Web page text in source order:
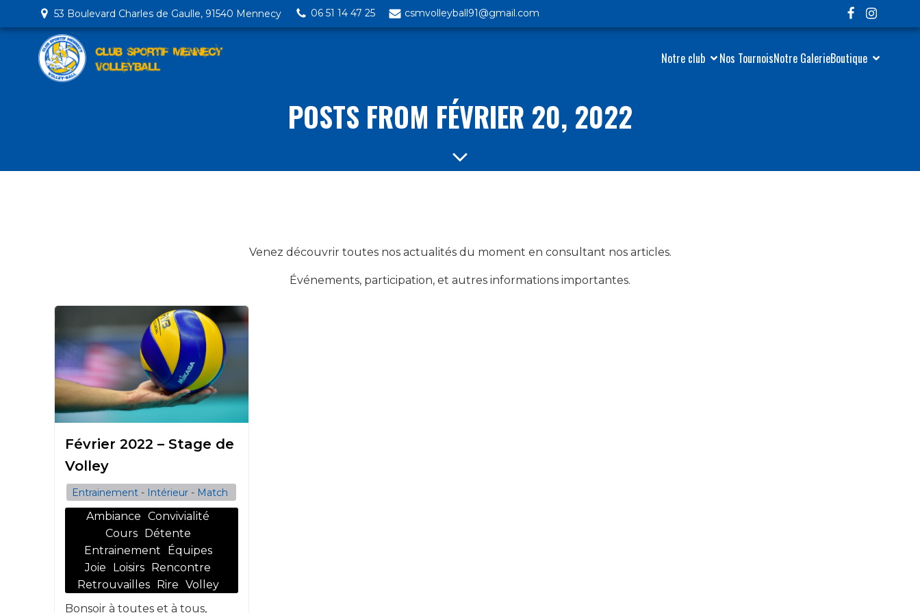
53 Boulevard Charles de Gaulle, 91540 Mennecy 06 51 14 47 25 csmvolleyball91@gmail.com
Notre club Nos TournoisNotre GalerieBoutique
POSTS FROM FÉVRIER 20, 2022
Venez découvrir toutes nos actualités du moment en consultant nos articles.
Événements, participation, et autres informations importantes.
Février 2022 – Stage de
Volley
Entrainement - Intérieur - Match
Ambiance Convivialité
Cours
Détente
Entrainement
Équipes
Joie
Loisirs
Rencontre
Retrouvailles
Rire Volley
Bonsoir à toutes et à tous,